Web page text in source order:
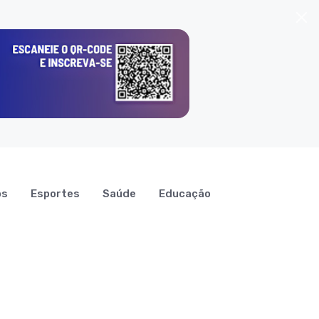
Esportes Saúde Educação